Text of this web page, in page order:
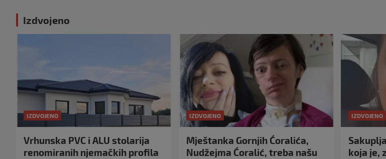
Izdvojeno
IZDVOJENO
Vrhunska PVC i ALU stolarija
renomiranih njemačkih profila
IZDVOJENO
Mještanka Gornjih Ćoralića,
Nudžejma Ćoralić, treba našu
IZDVOJENO
koja je,